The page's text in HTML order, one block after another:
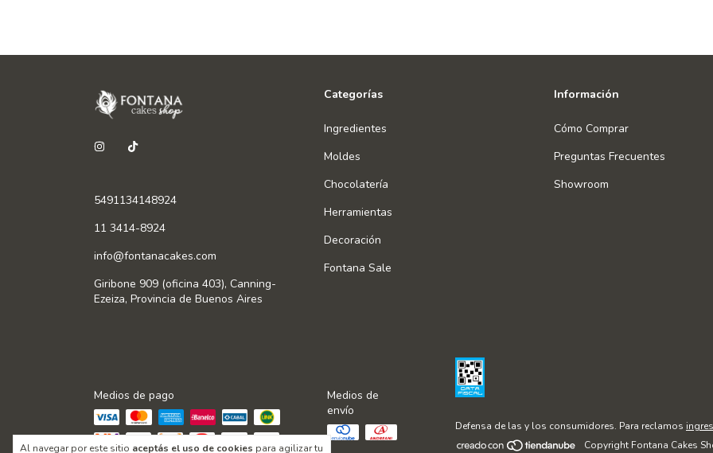
Al navegar por este sitio aceptás el uso de cookies para agilizar tu
5491134148924
11 3414-8924
info@fontanacakes.com
Giribone 909 (oficina 403), Canning-
Ezeiza, Provincia de Buenos Aires
Categorías
Ingredientes
Moldes
Chocolatería
Herramientas
Decoración
Fontana Sale
Información
Cómo Comprar
Preguntas Frecuentes
Showroom
Medios de pago
Medios de
envío
Defensa de las y los consumidores. Para reclamos
Copyright Fontana Cakes